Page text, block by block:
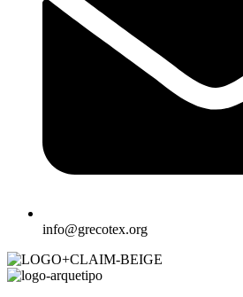
info@grecotex.org